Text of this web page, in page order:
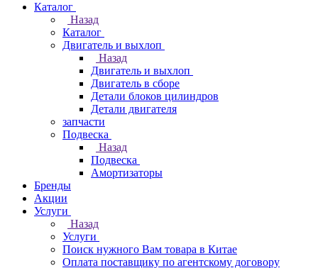
Каталог
Назад
Каталог
Двигатель и выхлоп
Назад
Двигатель и выхлоп
Двигатель в сборе
Детали блоков цилиндров
Детали двигателя
запчасти
Подвеска
Назад
Подвеска
Амортизаторы
Бренды
Акции
Услуги
Назад
Услуги
Поиск нужного Вам товара в Китае
Оплата поставщику по агентскому договору